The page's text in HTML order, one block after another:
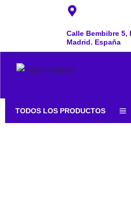
Calle Bembibre 5,
Madrid. España
TODOS LOS PRODUCTOS